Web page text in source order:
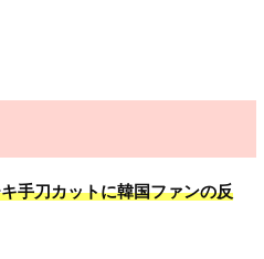
手刀カットに韓国ファンの反